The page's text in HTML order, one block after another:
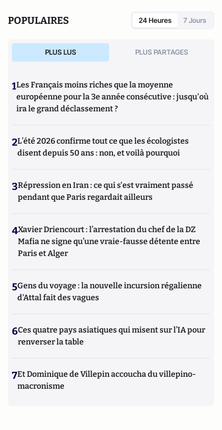
POPULAIRES 24 Heures 7 Jours
PLUS LUS PLUS PARTAGES
1Les Français moins riches que la moyenne
européenne pour la 3e année consécutive : jusqu'où
ira le grand déclassement ?
2L’été 2026 confirme tout ce que les écologistes
disent depuis 50 ans : non, et voilà pourquoi
3Répression en Iran : ce qui s'est vraiment passé
pendant que Paris regardait ailleurs
4Xavier Driencourt : l’arrestation du chef de la DZ
Mafia ne signe qu’une vraie-fausse détente entre
Paris et Alger
5Gens du voyage : la nouvelle incursion régalienne
d'Attal fait des vagues
6Ces quatre pays asiatiques qui misent sur l’IA pour
renverser la table
7Et Dominique de Villepin accoucha du villepino-
macronisme